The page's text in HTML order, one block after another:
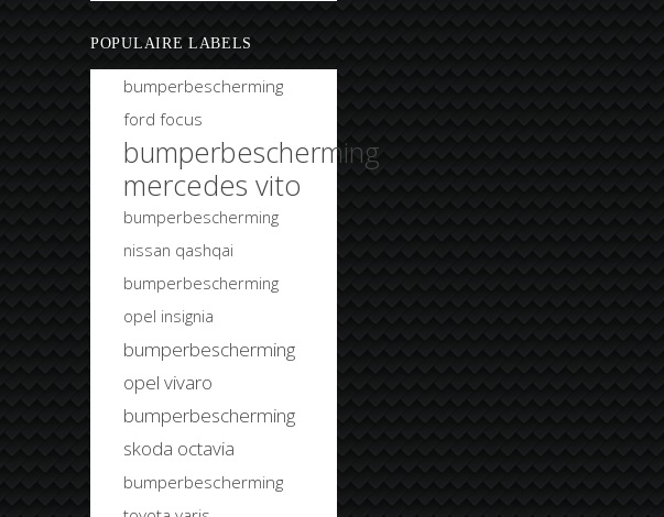
POPULAIRE LABELS
bumperbescherming
ford focus
bumperbescherming
mercedes vito
bumperbescherming
nissan qashqai
bumperbescherming
opel insignia
bumperbescherming
opel vivaro
bumperbescherming
skoda octavia
bumperbescherming